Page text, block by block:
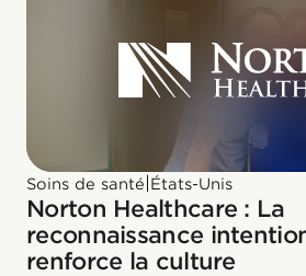
Soins de santé États-Unis
Norton Healthcare : La
reconnaissance
renforce la culture